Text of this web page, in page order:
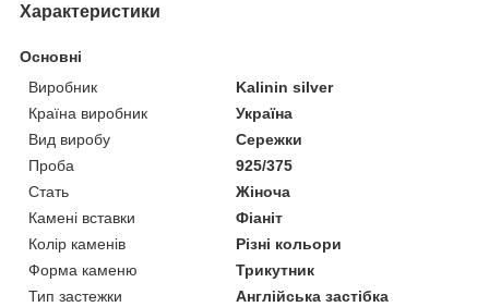
Характеристики
Основні
Виробник
Kalinin silver
Країна виробник
Україна
Вид виробу
Сережки
Проба
925/375
Стать
Жіноча
Камені вставки
Фіаніт
Колір каменів
Різні кольори
Форма каменю
Трикутник
Тип застежки
Англійська застібка